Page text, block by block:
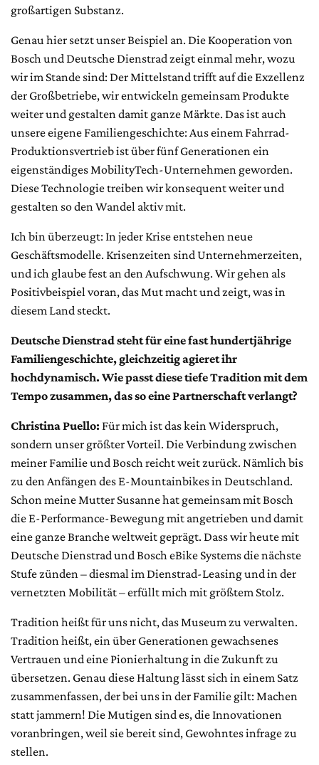
großartigen Substanz.
Genau hier setzt unser Beispiel an. Die Kooperation von
Bosch und Deutsche Dienstrad zeigt einmal mehr, wozu
wir im Stande sind: Der Mittelstand trifft auf die Exzellenz
der Großbetriebe, wir entwickeln gemeinsam Produkte
weiter und gestalten damit ganze Märkte. Das ist auch
unsere eigene Familiengeschichte: Aus einem Fahrrad-
Produktionsvertrieb ist über fünf Generationen ein
eigenständiges MobilityTech-Unternehmen geworden.
Diese Technologie treiben wir konsequent weiter und
gestalten so den Wandel aktiv mit.
Ich bin überzeugt: In jeder Krise entstehen neue
Geschäftsmodelle. Krisenzeiten sind Unternehmerzeiten,
und ich glaube fest an den Aufschwung. Wir gehen als
Positivbeispiel voran, das Mut macht und zeigt, was in
diesem Land steckt.
Deutsche Dienstrad steht für eine fast hundertjährige
Familiengeschichte, gleichzeitig agieret ihr
hochdynamisch. Wie passt diese tiefe Tradition mit dem
Tempo zusammen, das so eine Partnerschaft verlangt?
Christina Puello: Für mich ist das kein Widerspruch,
sondern unser größter Vorteil. Die Verbindung zwischen
meiner Familie und Bosch reicht weit zurück. Nämlich bis
zu den Anfängen des E-Mountainbikes in Deutschland.
Schon meine Mutter Susanne hat gemeinsam mit Bosch
die E-Performance-Bewegung mit angetrieben und damit
eine ganze Branche weltweit geprägt. Dass wir heute mit
Deutsche Dienstrad und Bosch eBike Systems die nächste
Stufe zünden – diesmal im Dienstrad-Leasing und in der
vernetzten Mobilität – erfüllt mich mit größtem Stolz.
Tradition heißt für uns nicht, das Museum zu verwalten.
Tradition heißt, ein über Generationen gewachsenes
Vertrauen und eine Pionierhaltung in die Zukunft zu
übersetzen. Genau diese Haltung lässt sich in einem Satz
zusammenfassen, der bei uns in der Familie gilt: Machen
statt jammern! Die Mutigen sind es, die Innovationen
voranbringen, weil sie bereit sind, Gewohntes infrage zu
stellen.